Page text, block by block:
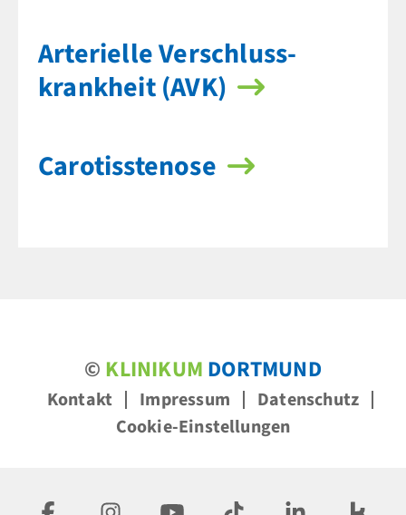
Arterielle Verschluss­
krankheit (AVK)
Carotis­stenose
© KLINIKUM DORTMUND
Kontakt Impressum
Datenschutz
Cookie-Einstellungen